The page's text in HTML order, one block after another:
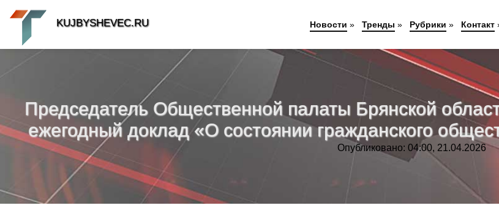
Председатель Общественной палаты Брянской
ежегодный доклад «О состоянии гражданского
Опубликовано: 04:00, 21.04.2026
KUJBYSHEVEC.RU Новости » Тренды » Рубрики » Контакт